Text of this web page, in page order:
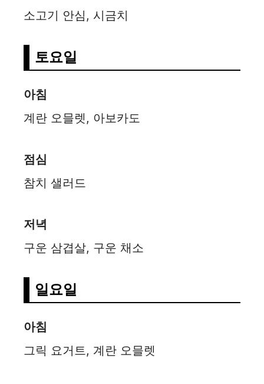
소고기 안심, 시금치
토요일
아침
계란 오믈렛, 아보카도
점심
참치 샐러드
저녁
구운 삼겹살, 구운 채소
일요일
아침
그릭 요거트, 계란 오믈렛